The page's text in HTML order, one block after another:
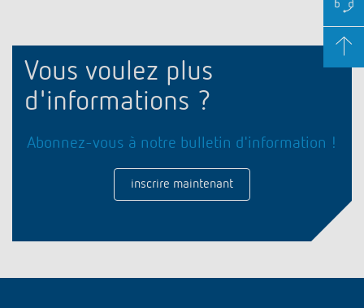
Vous voulez plus
d'informations ?
Abonnez-vous à notre bulletin d'information !
inscrire maintenant